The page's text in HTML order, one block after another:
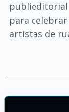
para
artistas de